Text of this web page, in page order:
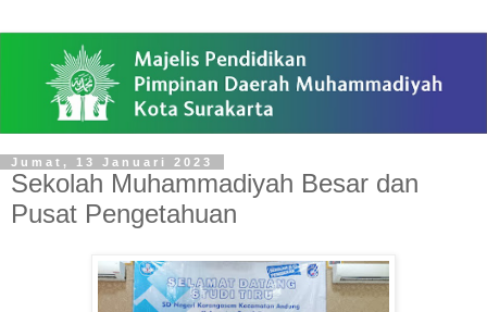
Jumat, 13 Januari 2023
Sekolah Muhammadiyah Besar dan
Pusat Pengetahuan